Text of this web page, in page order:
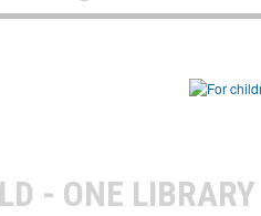
- ONE LIBRARY